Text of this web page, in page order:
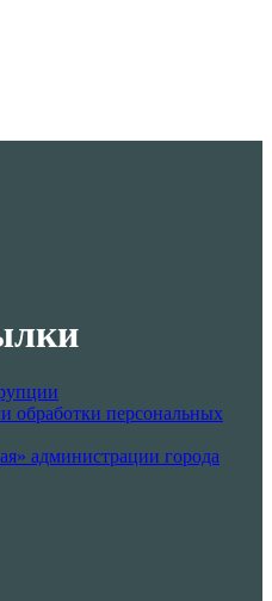
обработки персональных
администрации города